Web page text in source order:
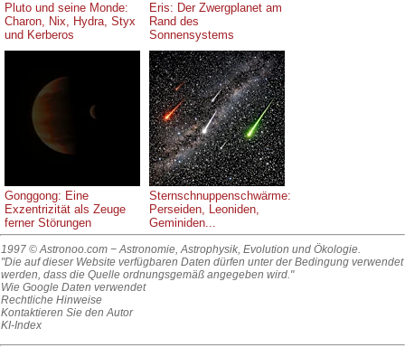
Pluto und seine Monde:
Charon, Nix, Hydra, Styx
und Kerberos
Eris: Der Zwergplanet am
Rand des
Sonnensystems
Gonggong: Eine
Exzentrizität als Zeuge
ferner Störungen
Sternschnuppenschwärme:
Perseiden, Leoniden,
Geminiden...
1997 © Astronoo.com − Astronomie, Astrophysik, Evolution und Ökologie.
"Die auf dieser Website verfügbaren Daten dürfen unter der Bedingung verwendet
werden, dass die Quelle ordnungsgemäß angegeben wird."
Wie Google Daten verwendet
Rechtliche Hinweise
Kontaktieren Sie den Autor
KI-Index